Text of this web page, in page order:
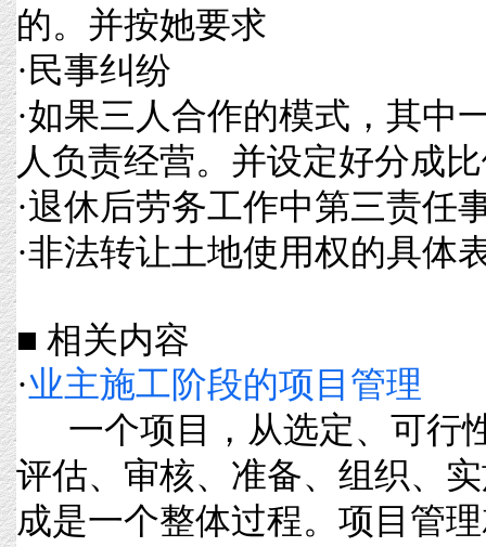
的。并按她要求
· 民事纠纷
·如果三人合作的模式，其中
人负责经营。并设定好分成
·退休后劳务工作中第三责任
·非法转让土地使用权的具体
■ 相关内容
·业主施工阶段的项目管理
一个项目，从选定、可行
评估、审核、准备、组织、
成是一个整体过程。项目管